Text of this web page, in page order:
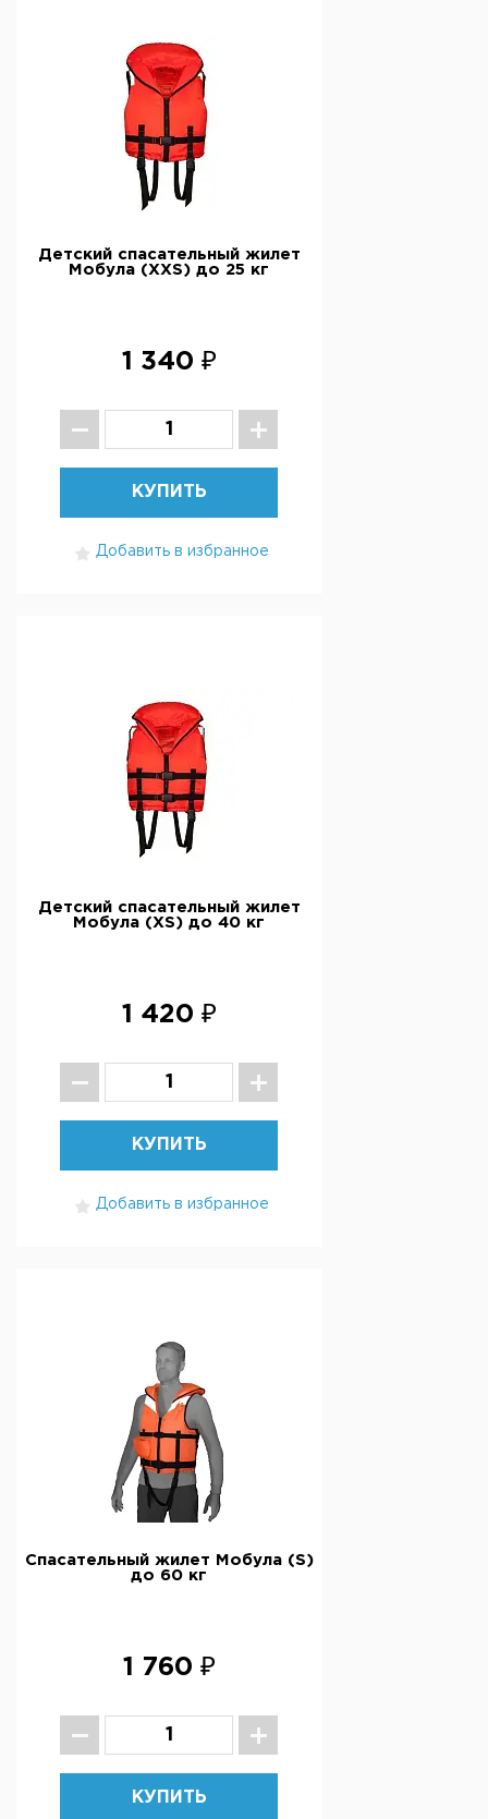
Детский спасательный жилет
Мобула (ХXS) до 25 кг
1 340 ₽
КУПИТЬ
Добавить в избранное
Детский спасательный жилет
Мобула (XS) до 40 кг
1 420 ₽
КУПИТЬ
Добавить в избранное
Спасательный жилет Мобула (S)
до 60 кг
1 760 ₽
КУПИТЬ